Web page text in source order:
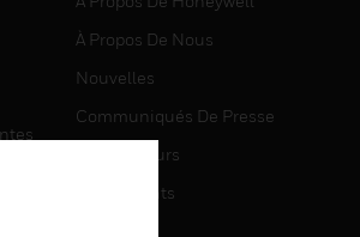
À Propos De Nous
Nouvelles
Communiqués De Presse
Investisseurs
Événements